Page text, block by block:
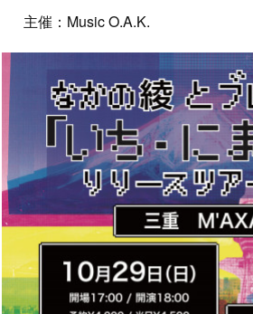
主催：Music O.A.K.